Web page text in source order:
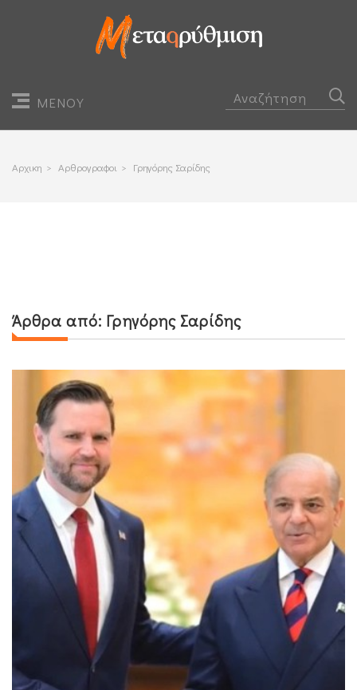
ΜΕΝΟΥ
Αρχικη > Αρθρογραφοι > Γρηγόρης Σαρίδης
Άρθρα από: Γρηγόρης Σαρίδης